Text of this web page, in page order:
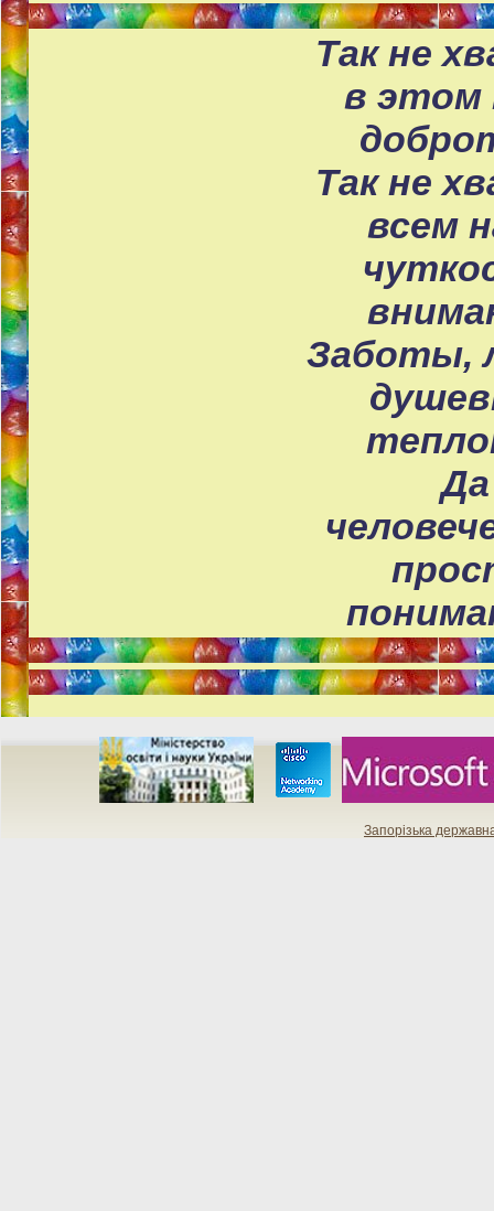
Так не
в этом
Так не
всем
Заботы,
Да
Запорізька